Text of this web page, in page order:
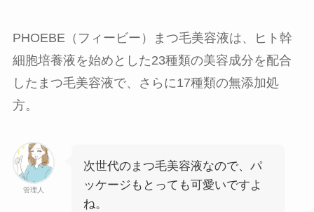
PHOEBE（フィービー）まつ毛美容液は、ヒト幹
細胞培養液を始めとした23種類の美容成分を配合
したまつ毛美容液で、さらに17種類の無添加処
方。
管理人
次世代のまつ毛美容液なので、パ
ッケージもとっても可愛いですよ
ね。